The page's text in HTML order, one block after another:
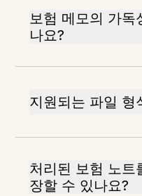
보험 메모의 가독
나요?
지원되는 파일 형
처리된 보험 노
장할 수 있나요?